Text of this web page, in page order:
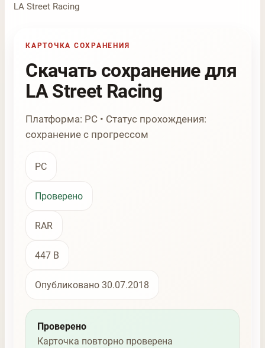
LA Street Racing
КАРТОЧКА СОХРАНЕНИЯ
Скачать сохранение для
LA Street Racing
Платформа: PC • Статус прохождения:
сохранение с прогрессом
PC
Проверено
RAR
447 B
Опубликовано 30.07.2018
Проверено
Карточка повторно проверена